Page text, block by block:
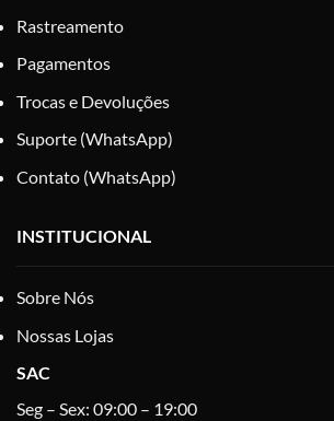
Rastreamento
Pagamentos
Trocas e Devoluções
Suporte (WhatsApp)
Contato (WhatsApp)
INSTITUCIONAL
Sobre Nós
Nossas Lojas
SAC
Seg – Sex: 09:00 – 19:00